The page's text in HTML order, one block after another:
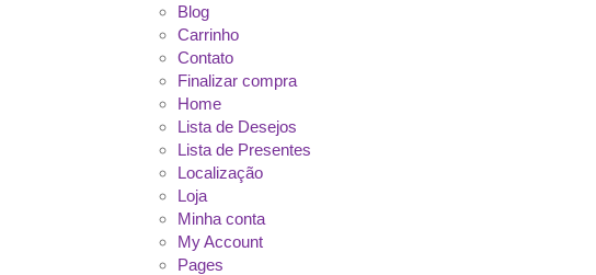
Blog
Carrinho
Contato
Finalizar compra
Home
Lista de Desejos
Lista de Presentes
Localização
Loja
Minha conta
My Account
Pages